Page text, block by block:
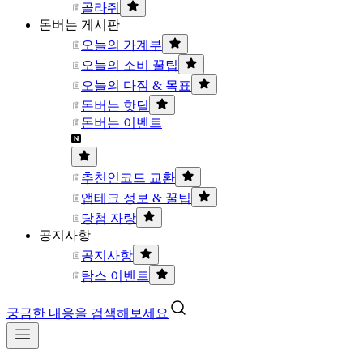
골라줘
돈버는 게시판
오늘의 가계부
오늘의 소비 꿀팁
오늘의 다짐 & 목표
돈버는 핫딜
돈버는 이벤트
추천인코드 교환
앱테크 정보 & 꿀팁
당첨 자랑
공지사항
공지사항
탐스 이벤트
궁금한 내용을 검색해보세요